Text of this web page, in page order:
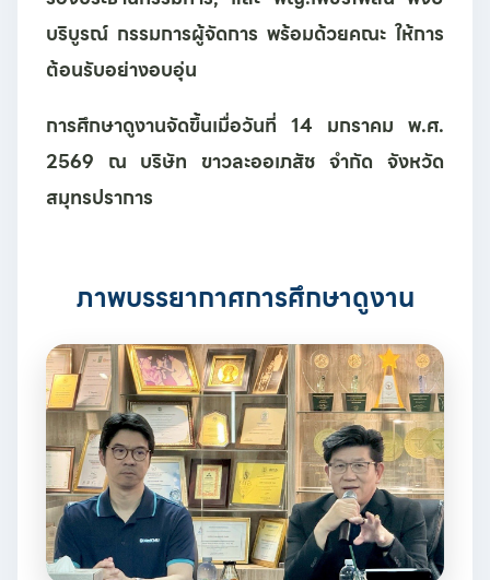
บริบูรณ์ กรรมการผู้จัดการ พร้อมด้วยคณะ ให้การ
ต้อนรับอย่างอบอุ่น
การศึกษาดูงานจัดขึ้นเมื่อวันที่ 14 มกราคม พ.ศ.
2569 ณ บริษัท ขาวละออเภสัช จำกัด จังหวัด
สมุทรปราการ
ภาพบรรยากาศการศึกษาดูงาน